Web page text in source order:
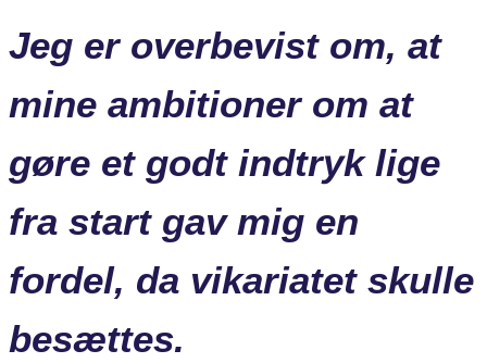
Jeg er overbevist om, at
mine ambitioner om at
gøre et godt indtryk lige
fra start gav mig en
fordel, da vikariatet skulle
besættes.